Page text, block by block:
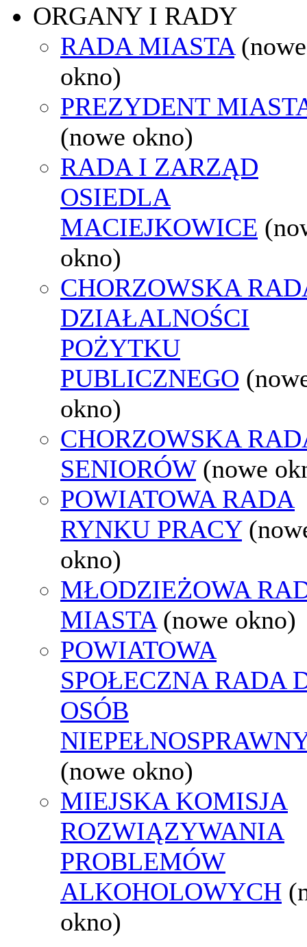
ORGANY I RADY
RADA MIASTA (nowe
okno)
PREZYDENT
(nowe okno)
RADA I ZARZĄD
OSIEDLA
MACIEJKOWICE
okno)
CHORZOWSKA
DZIAŁALNOŚCI
POŻYTKU
PUBLICZNEGO
okno)
CHORZOWSKA
SENIORÓW (nowe
POWIATOWA RADA
RYNKU PRACY
okno)
MŁODZIEŻOWA
MIASTA (nowe okno)
POWIATOWA
SPOŁECZNA RADA
OSÓB
(nowe okno)
MIEJSKA KOMISJA
ROZWIĄZYWANIA
PROBLEMÓW
ALKOHOLOWYCH
okno)